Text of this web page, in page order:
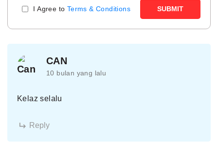
I Agree to Terms & Conditions SUBMIT
CAN
10 bulan yang lalu
Kelaz selalu
Reply